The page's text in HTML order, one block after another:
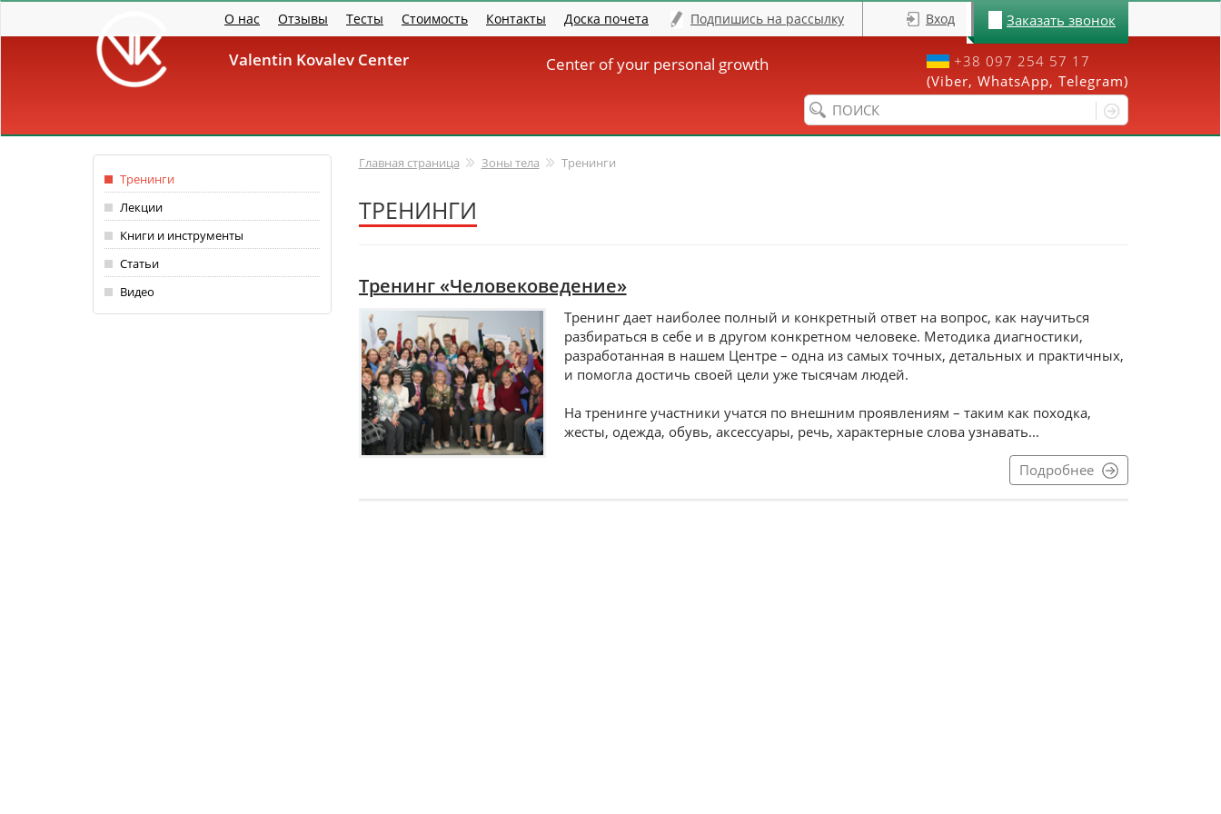
О нас Отзывы Тесты Стоимость Контакты Доска почета Подпишись на рассылку Вход Заказать звонок
Valentin Kovalev Center Center of your personal growth
+38 097 254 57 17
(Viber, WhatsApp, Telegram)
Форма поиска
Тренинги
Лекции
Книги и инструменты
Статьи
Видео
Главная страница Зоны тела Тренинги
ТРЕНИНГИ
Тренинг «Человековедение»
Тренинг дает наиболее полный и конкретный ответ на вопрос, как научиться
разбираться в себе и в другом конкретном человеке. Методика диагностики,
разработанная в нашем Центре – одна из самых точных, детальных и практичных,
и помогла достичь своей цели уже тысячам людей.
На тренинге участники учатся по внешним проявлениям – таким как походка,
жесты, одежда, обувь, аксессуары, речь, характерные слова узнавать...
Подробнее